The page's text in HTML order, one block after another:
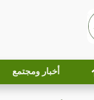
أخبار ومجتمع